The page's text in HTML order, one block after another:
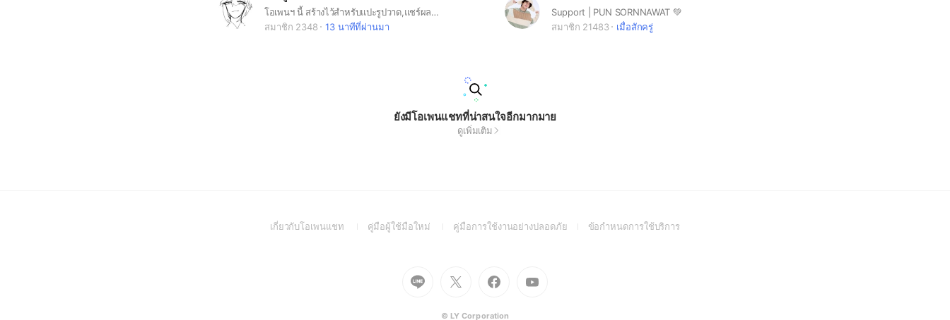
โอเพนฯ นี้ สร้างไว้สำหรับแปะรูปวาด,แชร์ผลงาน,สปอยงาน,ขอคำปรึกษาเกียวกับงานวาดต่างๆ ฯลฯ +คุยเล่น ใครที่สนใจในด้านนี้ก็แวะมาพูดคุยกันได้นะคะ-!🎀✨
สมาชิก 2348
13 นาทีที่ผ่านมา
Support | PUN SORNNAWAT 💚
สมาชิก 21483
เมื่อสักครู่
ยังมีโอเพนแชทที่น่าสนใจอีกมากมาย
ดูเพิ่มเติม
เกี่ยวกับโอเพนแชท
(Openคู่มือผู้ใช้มือใหม่
(Open
window)
คู่มือการใช้งานอย่างปลอดภัย(Openข้อกำหนดการใช้บริการ(Open
Go
to
(Open
Go
to
(Open
Go
to
(Open
to
© LY Corporation